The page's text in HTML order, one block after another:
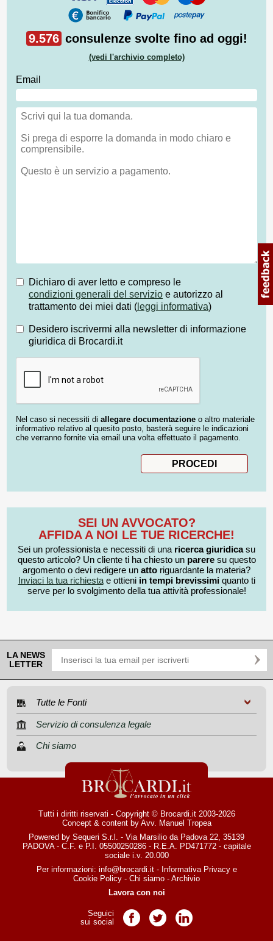
9.576 consulenze svolte fino ad oggi!
(vedi l'archivio completo)
Email
Dichiaro di aver letto e compreso le
condizioni generali del servizio e autorizzo al
trattamento dei miei dati ( leggi informativa)
Desidero iscrivermi alla newsletter di informazione
giuridica di Brocardi.it
Nel caso si necessiti di allegare documentazione o altro materiale
informativo relativo al quesito posto, basterà seguire le indicazioni
che verranno fornite via email una volta effettuato il pagamento.
SEI UN AVVOCATO?
AFFIDA A NOI LE TUE RICERCHE!
Sei un professionista e necessiti di una ricerca giuridicasu
questo articolo? Un cliente ti ha chiesto un pareresu questo
argomento o devi redigere un atto riguardante la materia?
Inviaci la tua richiestae ottieni in tempi brevissimiquanto ti
serve per lo svolgimento della tua attività professionale!
LA NEWS
LETTER
Tutte le Fonti
Servizio di consulenza legale
Chi siamo
Tutti i diritti riservati - Copyright © Brocardi.it 2003-2026
Concept & content by Avv. Manuel Tropea
Powered by Sequeri S.r.l. - Via Marsilio da Padova 22, 35139
PADOVA - C.F. e P.I. 05500250286 - R.E.A. PD471772 - capitale
sociale i.v. 20.000
Per informazioni: info@brocardi.it- Informativa Privacye
Cookie Policy - Chi siamo - Archivio
Lavora con noi
Seguici
sui social
Pagina Facebook
Pagina TwitterPagina LinkedIn